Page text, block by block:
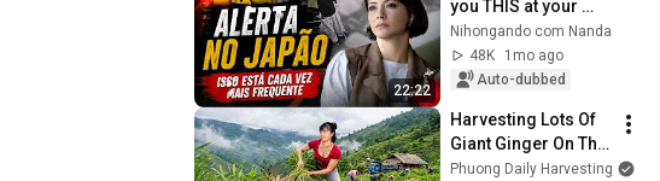
22:22
you THIS at your
door, be careful! |
Alert in Japan
Nihongando com Nanda
48K
1mo ago
Auto-dubbed
Harvesting Lots Of
Giant Ginger On The
High Hills | Full
Phuong Daily Harvesting